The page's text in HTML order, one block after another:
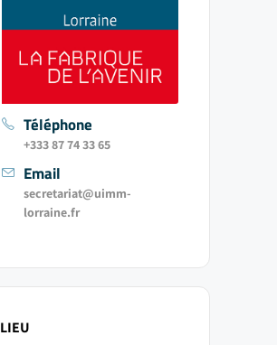
Téléphone
+333 87 74 33 65
Email
secretariat@uimm-
lorraine.fr
LIEU